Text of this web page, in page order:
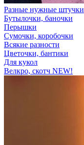
Разные нужные штучки
Бутылочки, баночки
Перышки
Сумочки, коробочки
Всякие разности
Цветочки, бантики
Для кукол
Велкро, скотч NEW!